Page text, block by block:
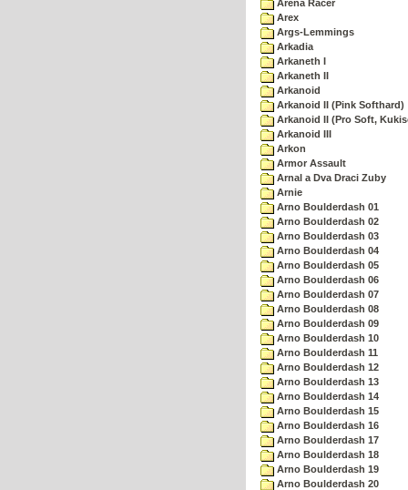
Arena Racer
Arex
Args-Lemmings
Arkadia
Arkaneth I
Arkaneth II
Arkanoid
Arkanoid II (Pink Softhard)
Arkanoid II (Pro Soft,
Arkanoid III
Arkon
Armor Assault
Arnal a Dva Draci Zuby
Arnie
Arno Boulderdash 01
Arno Boulderdash 02
Arno Boulderdash 03
Arno Boulderdash 04
Arno Boulderdash 05
Arno Boulderdash 06
Arno Boulderdash 07
Arno Boulderdash 08
Arno Boulderdash 09
Arno Boulderdash 10
Arno Boulderdash 11
Arno Boulderdash 12
Arno Boulderdash 13
Arno Boulderdash 14
Arno Boulderdash 15
Arno Boulderdash 16
Arno Boulderdash 17
Arno Boulderdash 18
Arno Boulderdash 19
Arno Boulderdash 20